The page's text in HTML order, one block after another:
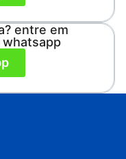
entre em